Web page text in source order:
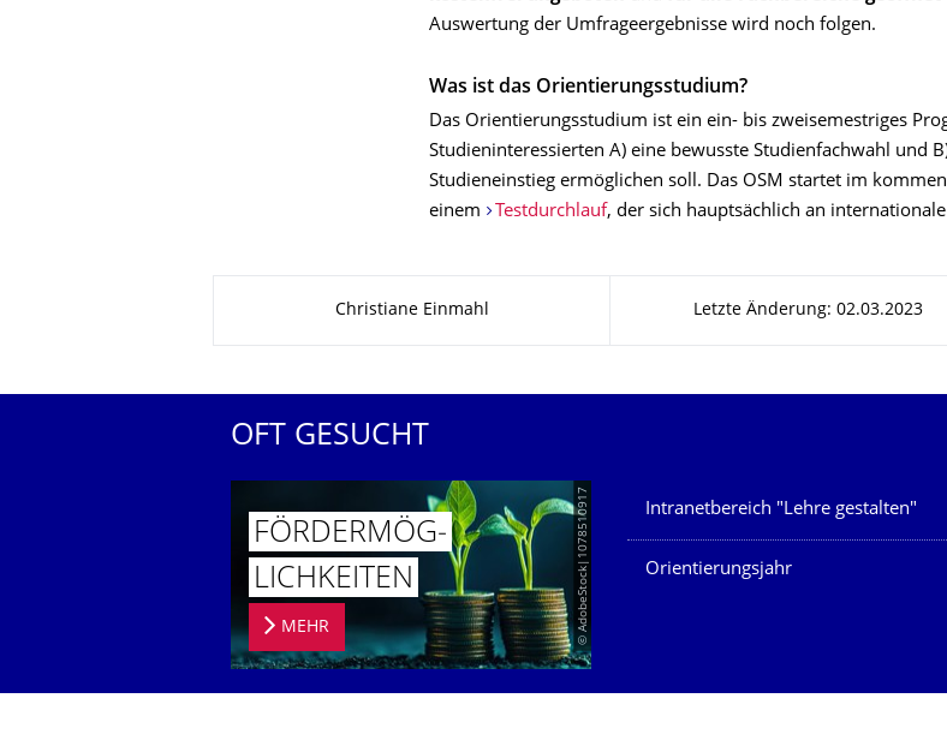
Auswertung der Umfrageergebnisse wird noch folgen.
Was ist das Orientierungsstudium?
Das Orientierungsstudium ist ein ein- bis zweisemestriges
Studieninteressierten A) eine bewusste Studienfachwahl und
Studieneinstieg ermöglichen soll. Das OSM startet im
einem
Testdurchlauf, der sich hauptsächlich an
Christiane Einmahl Letzte Änderung: 02.03.2023
OFT GESUCHT
© AdobeStock|1078510917
FÖRDERMÖG­
LICHKEITEN
MEHR
Unsere Dienste
Intranetbereich "Lehre gestalten"
Orientierungsjahr